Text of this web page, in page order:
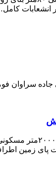
انشعابات
سراوان
مساحت زمین حدود
پای زمین